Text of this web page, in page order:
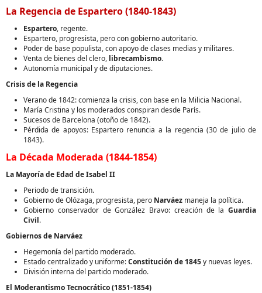
La Regencia de Espartero (1840-1843)
Espartero, regente.
Espartero, progresista, pero con gobierno autoritario.
Poder de base populista, con apoyo de clases medias y militares.
Venta de bienes del clero, librecambismo.
Autonomía municipal y de diputaciones.
Crisis de la Regencia
Verano de 1842: comienza la crisis, con base en la Milicia Nacional.
María Cristina y los moderados conspiran desde París.
Sucesos de Barcelona (otoño de 1842).
Pérdida de apoyos: Espartero renuncia a la regencia (30 de julio de
1843).
La Década Moderada (1844-1854)
La Mayoría de Edad de Isabel II
Periodo de transición.
Gobierno de Olózaga, progresista, pero Narváez maneja la política.
Gobierno conservador de González Bravo: creación de la Guardia
Civil.
Gobiernos de Narváez
Hegemonía del partido moderado.
Estado centralizado y uniforme:Constitución de 1845y nuevas leyes.
División interna del partido moderado.
El Moderantismo Tecnocrático (1851-1854)